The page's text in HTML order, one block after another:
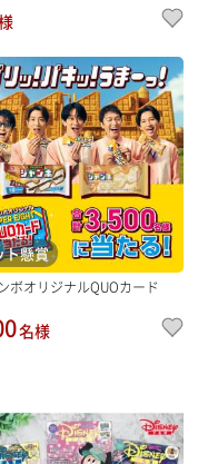
ト懸賞
ボオリジナルQUOカード
名様